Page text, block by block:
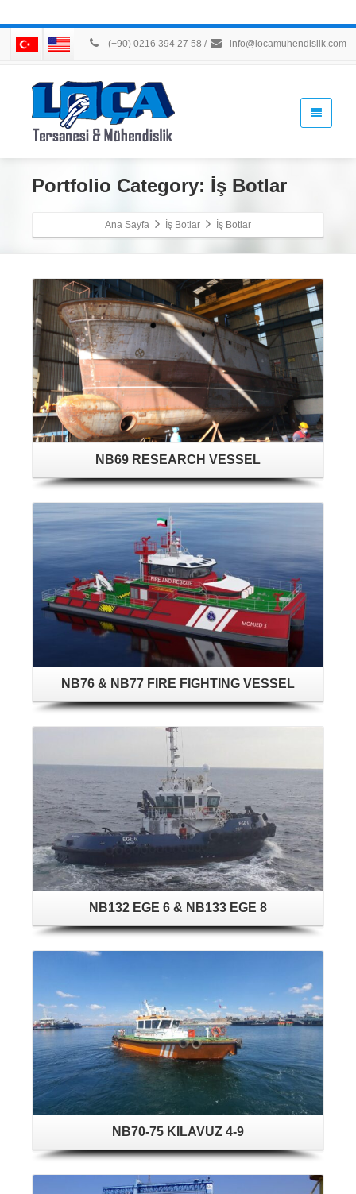
(+90) 0216 394 27 58 / info@locamuhendislik.com
Portfolio Category: İş Botlar
Ana Sayfa İş Botlar İş Botlar
NB69 RESEARCH VESSEL
NB76 & NB77 FIRE FIGHTING VESSEL
NB132 EGE 6 & NB133 EGE 8
NB70-75 KILAVUZ 4-9